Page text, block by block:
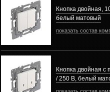
Кнопка двойная,
белый матовый
показать состав
Кнопка двойная с
/ 250 В, белый